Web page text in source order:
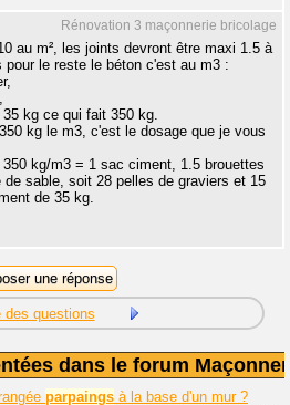
Rénovation 3 maçonnerie bricolage
au m², les joints devront être maxi 1.5 à
pour le reste le béton c'est au m3 :
kg ce qui fait 350 kg.
kg le m3, c'est le dosage que je vous
kg/m3 = 1 sac ciment, 1.5 brouettes
sable, soit 28 pelles de graviers et 15
de 35 kg.
des questions
dans le forum
parpaings à la base d'un mur ?